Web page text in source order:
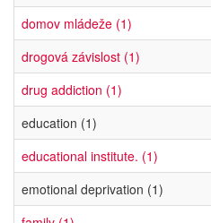
domov mládeže (1)
drogová závislost (1)
drug addiction (1)
education (1)
educational institute. (1)
emotional deprivation (1)